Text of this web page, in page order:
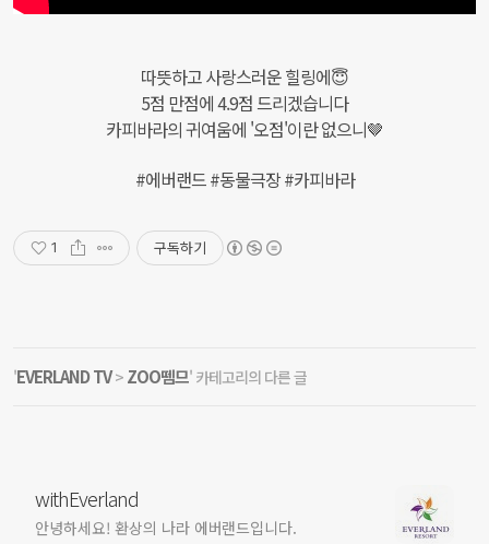
따뜻하고 사랑스러운 힐링에😇
5점 만점에 4.9점 드리겠습니다
카피바라의 귀여움에 '오점'이란 없으니🤎
#에버랜드 #동물극장 #카피바라
1 구독하기
'EVERLAND TV> ZOO뗌므' 카테고리의 다른 글
withEverland
안녕하세요! 환상의 나라 에버랜드입니다.